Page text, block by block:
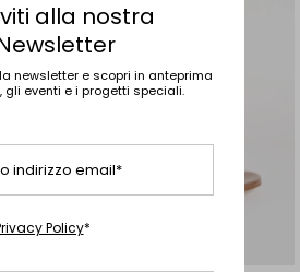
alla nostra
newsletter e scopri in anteprima
gli eventi e i progetti speciali.
indirizzo email*
Policy*